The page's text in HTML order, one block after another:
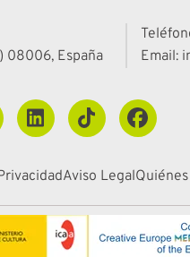
08006, España
Email:
Aviso Legal